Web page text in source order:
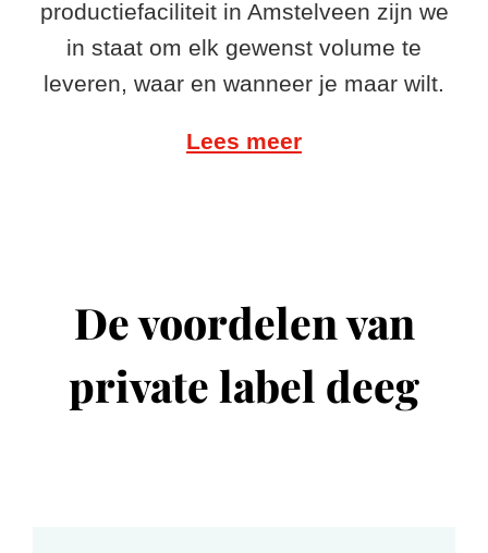
productiefaciliteit in Amstelveen zijn we
in staat om elk gewenst volume te
leveren, waar en wanneer je maar wilt.
Lees meer
De voordelen van
private label deeg